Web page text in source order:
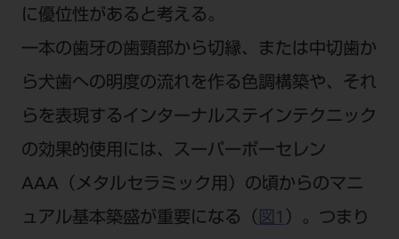
に優位性があると考える。
一本の歯牙の歯頸部から切縁、または中切歯か
ら犬歯への明度の流れを作る色調構築や、それ
らを表現するインターナルステインテクニック
の効果的使用には、スーパーポーセレン
AAA（メタルセラミック用）の頃からのマニ
ュアル基本築盛が重要になる（ 図1 ）。つまり
ご利用規約 SNSアカウント利用規約
推奨環境 サイトマップ